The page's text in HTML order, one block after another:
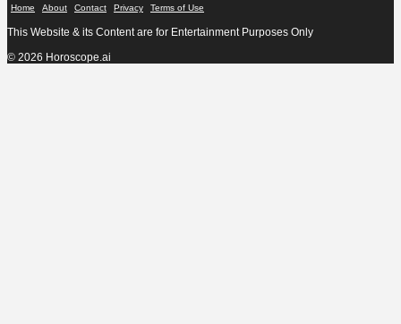
Home About Contact Privacy Terms of Use
This Website & its Content are for Entertainment Purposes Only
© 2026 Horoscope.ai